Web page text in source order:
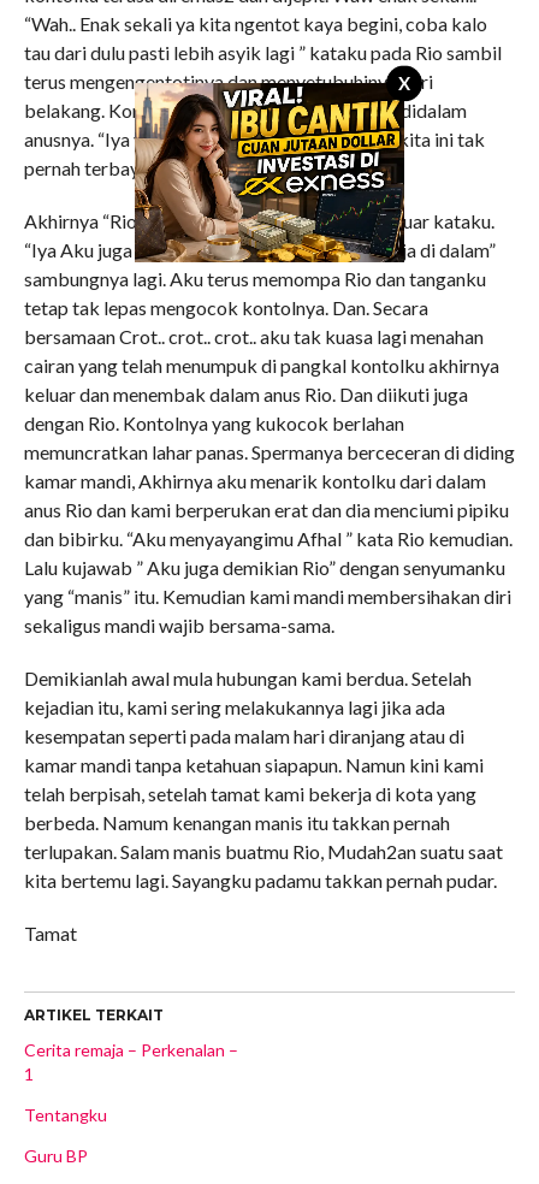
X
“Wah.. Enak sekali ya kita ngentot kaya begini, coba kalo
tau dari dulu pasti lebih asyik lagi ” kataku pada Rio sambil
terus mengengentotinya dan menyetubuhinya dari
belakang. Kontolku kugerakkan maju mundur didalam
anusnya. “Iya ya Afdhal.. asyik juga permainan kita ini tak
pernah terbayangkan olehku sebelumnya.
Akhirnya “Rio aku ngak tahan lagi nich mau keluar kataku.
“Iya Aku juga mau keluar “kata Rio. “Keluarin aja di dalam”
sambungnya lagi. Aku terus memompa Rio dan tanganku
tetap tak lepas mengocok kontolnya. Dan. Secara
bersamaan Crot.. crot.. crot.. aku tak kuasa lagi menahan
cairan yang telah menumpuk di pangkal kontolku akhirnya
keluar dan menembak dalam anus Rio. Dan diikuti juga
dengan Rio. Kontolnya yang kukocok berlahan
memuncratkan lahar panas. Spermanya berceceran di diding
kamar mandi, Akhirnya aku menarik kontolku dari dalam
anus Rio dan kami berperukan erat dan dia menciumi pipiku
dan bibirku. “Aku menyayangimu Afhal ” kata Rio kemudian.
Lalu kujawab ” Aku juga demikian Rio” dengan senyumanku
yang “manis” itu. Kemudian kami mandi membersihakan diri
sekaligus mandi wajib bersama-sama.
Demikianlah awal mula hubungan kami berdua. Setelah
kejadian itu, kami sering melakukannya lagi jika ada
kesempatan seperti pada malam hari diranjang atau di
kamar mandi tanpa ketahuan siapapun. Namun kini kami
telah berpisah, setelah tamat kami bekerja di kota yang
berbeda. Namum kenangan manis itu takkan pernah
terlupakan. Salam manis buatmu Rio, Mudah2an suatu saat
kita bertemu lagi. Sayangku padamu takkan pernah pudar.
Tamat
ARTIKEL TERKAIT
Cerita remaja – Perkenalan –
1
Tentangku
Guru BP